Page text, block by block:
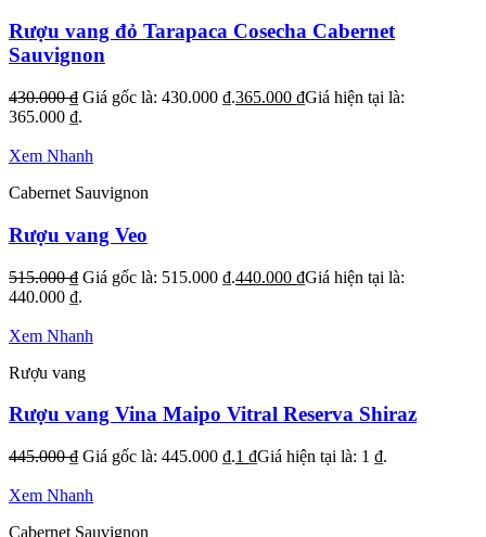
Rượu vang đỏ Tarapaca Cosecha Cabernet
Sauvignon
430.000₫ Giá gốc là: 430.000 ₫.365.000 ₫Giá hiện tại là:
365.000 ₫.
Xem Nhanh
Cabernet Sauvignon
Rượu vang Veo
515.000₫ Giá gốc là: 515.000 ₫.440.000 ₫Giá hiện tại là:
440.000 ₫.
Xem Nhanh
Rượu vang
Rượu vang Vina Maipo Vitral Reserva Shiraz
445.000₫ Giá gốc là: 445.000 ₫.1 ₫Giá hiện tại là: 1 ₫.
Xem Nhanh
Cabernet Sauvignon